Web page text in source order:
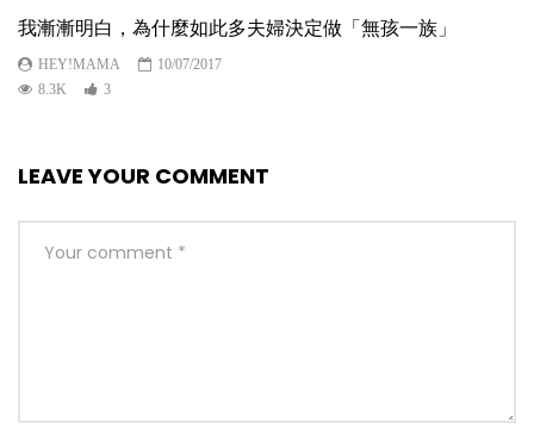
我漸漸明白，為什麼如此多夫婦決定做「無孩一族」
HEY!MAMA
10/07/2017
8.3K
3
LEAVE YOUR COMMENT